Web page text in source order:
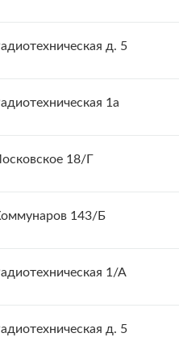
д. 5
1а
18/Г
143/Б
1/А
д. 5